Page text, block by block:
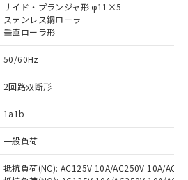
サイド・プランジャ形 φ11×5
ステンレス鋼ローラ
垂直ローラ形
50/60Hz
2回路双断形
1a1b
一般負荷
抵抗負荷(NC): AC125V 10A/AC250V 10A/